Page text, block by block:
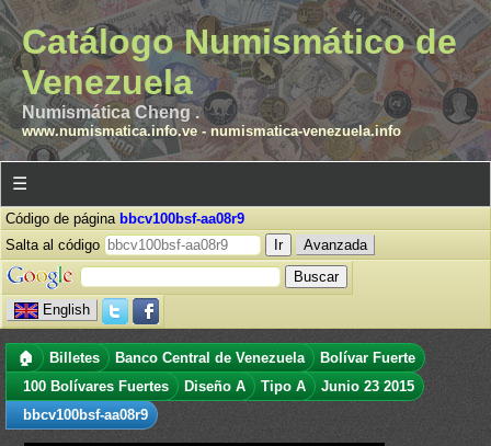
Catálogo Numismático de
Venezuela
Numismática Cheng .
www.numismatica.info.ve- numismatica-venezuela.info
☰
Código de página bbcv100bsf-aa08r9
Salta al código
Avanzada
English
🏠 Billetes Banco Central de Venezuela
Bolívar Fuerte
100 Bolívares Fuertes
Diseño A Tipo A
Junio 23 2015
bbcv100bsf-aa08r9